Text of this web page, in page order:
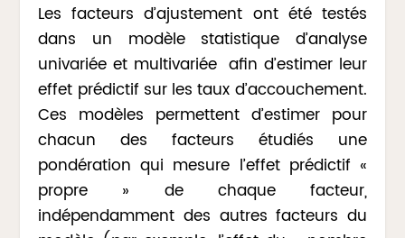
Les facteurs d’ajustement ont été testés
dans un modèle statistique d’analyse
univariée et multivariée afin d’estimer leur
effet prédictif sur les taux d’accouchement.
Ces modèles permettent d’estimer pour
chacun des facteurs étudiés une
pondération qui mesure l’effet prédictif «
propre » de chaque facteur,
indépendamment des autres facteurs du